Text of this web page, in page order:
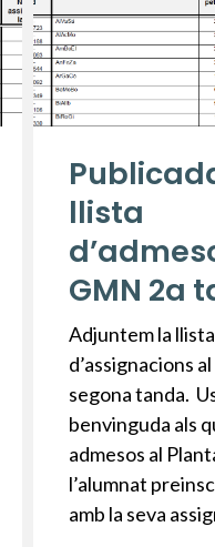
llista
GMN 2a
Adjuntem la llista
d’assignacions
segona tanda.
benvinguda als
admesos al
l’alumnat
amb la seva